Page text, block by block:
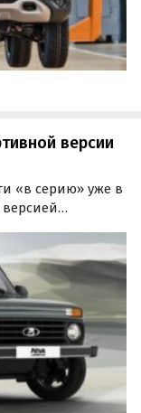
версии
«в серию» уже в
Максим Соколов.